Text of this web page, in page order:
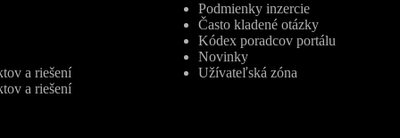
a riešení
a riešení
Podmienky inzercie
Často kladené otázky
Kódex poradcov portálu
Novinky
Užívateľská zóna